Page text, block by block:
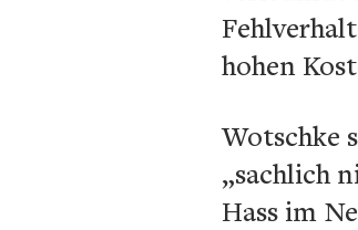
hohen
Wotschke
„sachlich
Hass im